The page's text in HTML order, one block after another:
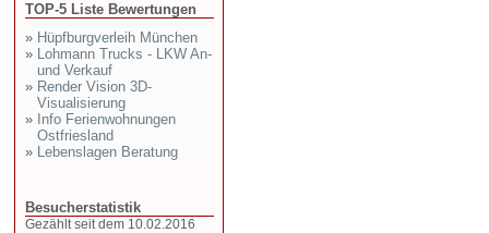
TOP-5 Liste Bewertungen
» Hüpfburgverleih München
» Lohmann Trucks - LKW An-
und Verkauf
» Render Vision 3D-
Visualisierung
» Info Ferienwohnungen
Ostfriesland
» Lebenslagen Beratung
Besucherstatistik
Gezählt seit dem 10.02.2016